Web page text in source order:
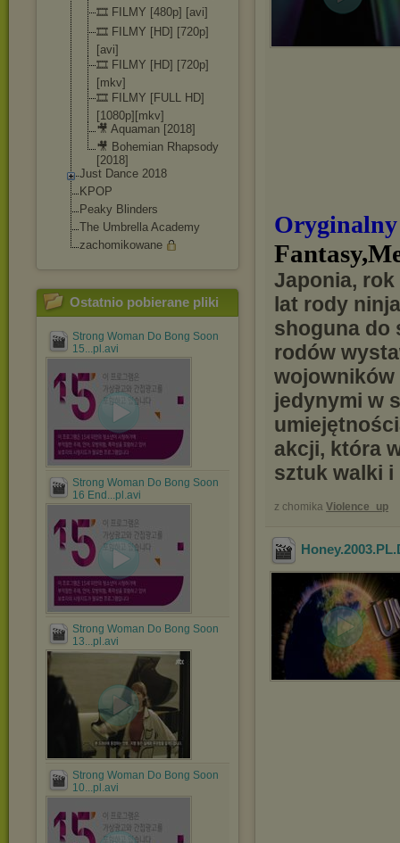
🎞️ FILMY [480p] [avi]
🎞️ FILMY [HD] [720p]
[avi]
🎞️ FILMY [HD] [720p]
[mkv]
🎞️ FILMY [FULL HD]
[1080p][mkv]
🎥 Aquaman [2018]
🎥 Bohemian Rhapsody
[2018]
Just Dance 2018
KPOP
Peaky Blinders
The Umbrella Academy
zachomikowane
Ostatnio pobierane pliki
Strong Woman Do Bong Soon
15...pl.avi
Strong Woman Do Bong Soon
16 End...pl.avi
Strong Woman Do Bong Soon
13...pl.avi
Strong Woman Do Bong Soon
10...pl.avi
Japonia, rok
lat rody
shoguna do
rodów
jedynymi w
akcji, która
sztuk walki
z chomika Violence_up